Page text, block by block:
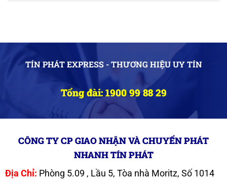
TÍN PHÁT EXPRESS - THƯƠNG HIỆU UY TÍN
Tổng đài: 1900 99 88 29
CÔNG TY CP GIAO NHẬN VÀ CHUYỂN PHÁT
NHANH TÍN PHÁT
Địa Chỉ: Phòng 5.09 , Lầu 5, Tòa nhà Moritz, Số 1014